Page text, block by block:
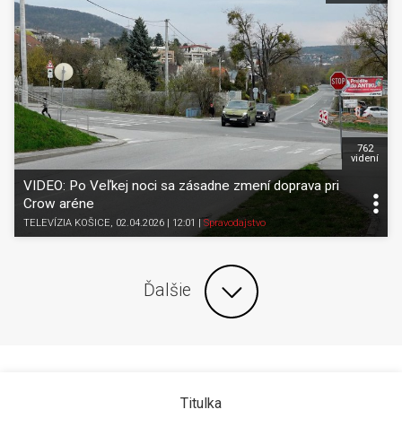
VIDEO: Po Veľkej noci sa zásadne zmení doprava pri
Crow aréne
TELEVÍZIA KOŠICE, 02.04.2026 | 12:01 Spravodajstvo
762
videní
Ďalšie
Titulka